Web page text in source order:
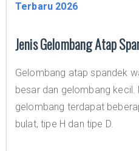
Terbaru 2026
Jenis Gelombang Atap
Gelombang atap spandek
besar dan gelombang kecil.
gelombang terdapat
bulat, tipe H dan tipe D.